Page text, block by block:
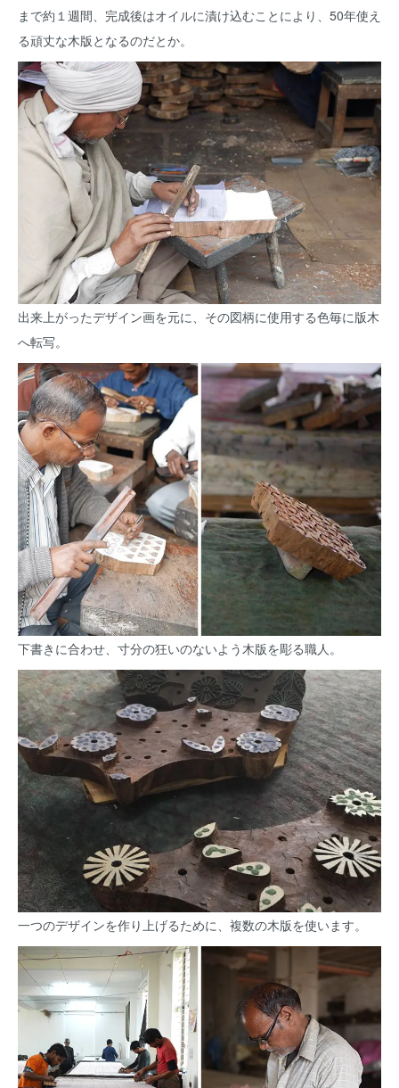
まで約１週間、完成後はオイルに漬け込むことにより、50年使え
る頑丈な木版となるのだとか。
出来上がったデザイン画を元に、その図柄に使用する色毎に版木
へ転写。
下書きに合わせ、寸分の狂いのないよう木版を彫る職人。
一つのデザインを作り上げるために、複数の木版を使います。